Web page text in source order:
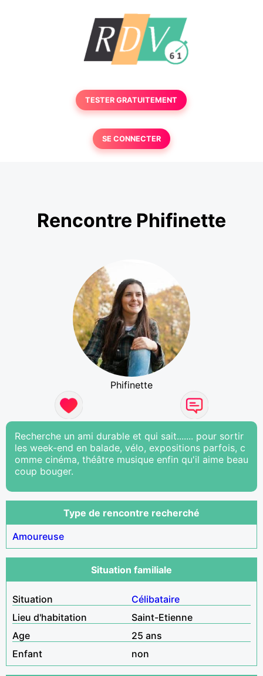
TESTER GRATUITEMENT
SE CONNECTER
Rencontre Phifinette
Phifinette
Recherche un ami durable et qui sait....... pour sortir
les week-end en balade, vélo, expositions parfois, c
omme cinéma, théâtre musique enfin qu'il aime beau
coup bouger.
Type de rencontre recherché
Amoureuse
Situation familiale
Situation
Célibataire
Lieu d'habitation
Saint-Etienne
Age
25 ans
Enfant
non